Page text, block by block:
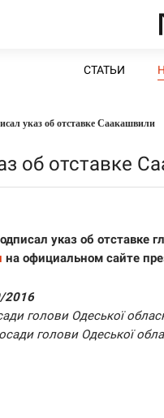
СТАТЬИ
указ об отставке Саакашвили
об отставке
указ об отставке
на официальном сайте
2016
голови Одеської
голови Одеської